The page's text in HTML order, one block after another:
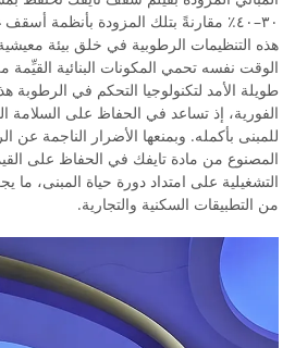
٣٠–٤٠٪ مقارنةً بتلك المزودة بأنظمة
هذه التنظيمات الرطوبية في خلق بيئة
الوقت نفسه تحمي المكونات البنائية القيِّمة
طويلة الأمد لتكنولوجيا التحكم في الرطوبة
الفورية، إذ تساعد في الحفاظ على السلامة
للمبنى بأكمله. وبمنعها الأضرار الناجمة
المصنوع من مادة تايفك في الحفاظ على
التشغيلية على امتداد دورة حياة المبنى، ما
من التطبيقات السكنية والتجارية.